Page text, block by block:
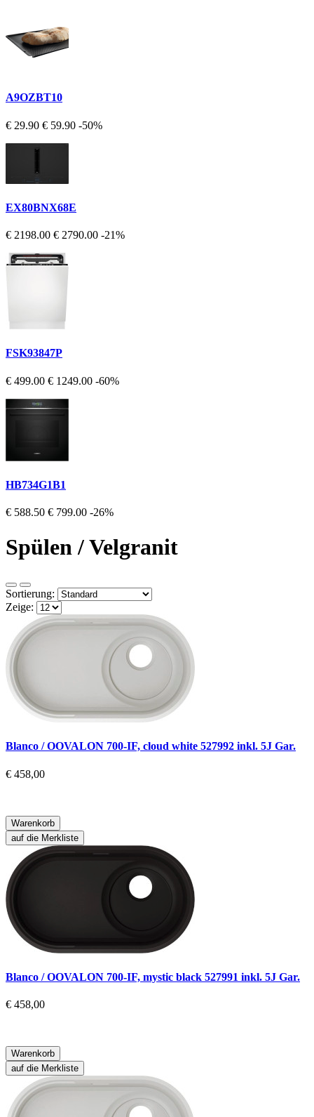
A9OZBT10
€ 29.90 € 59.90 -50%
EX80BNX68E
€ 2198.00 € 2790.00 -21%
FSK93847P
€ 499.00 € 1249.00 -60%
HB734G1B1
€ 588.50 € 799.00 -26%
Spülen / Velgranit
Sortierung:
Zeige:
Blanco / OOVALON 700-IF, cloud white 527992 inkl. 5J Gar.
€ 458,00
Warenkorb
auf die Merkliste
Blanco / OOVALON 700-IF, mystic black 527991 inkl. 5J Gar.
€ 458,00
Warenkorb
auf die Merkliste